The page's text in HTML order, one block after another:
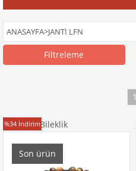
ANASAYFA>JANTİ LFN
Filtreleme
1
Doğaltaş Bileklik
%34 İndirim
Son ürün